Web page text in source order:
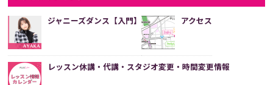
ジャニーズダンス【入門】 アクセス
レッスン休講・代講・スタジオ変更・時間変更情報